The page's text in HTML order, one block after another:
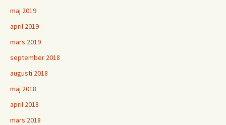
maj 2019
april 2019
mars 2019
september 2018
augusti 2018
maj 2018
april 2018
mars 2018